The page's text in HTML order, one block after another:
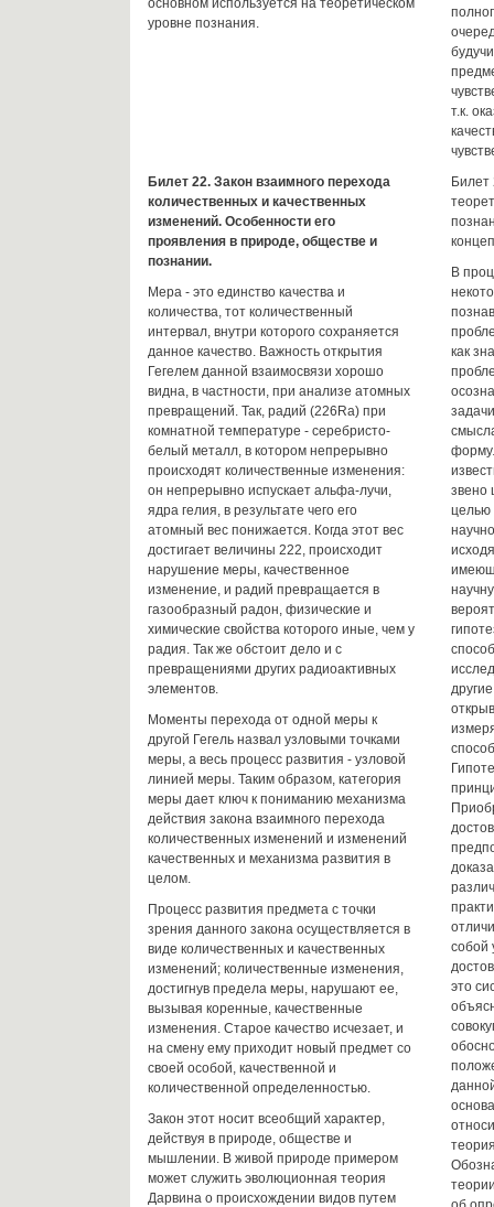
основном используется на теоретическом
уровне познания.
т.к.
Билет 22. Закон взаимного перехода
количественных и качественных
изменений. Особенности его
проявления в природе, обществе и
познании.
Мера - это единство качества и
количества, тот количественный
интервал, внутри которого сохраняется
данное качество. Важность открытия
Гегелем данной взаимосвязи хорошо
видна, в частности, при анализе атомных
превращений. Так, радий (226Ra) при
комнатной температуре - серебристо-
белый металл, в котором непрерывно
происходят количественные изменения:
он непрерывно испускает альфа-лучи,
ядра гелия, в результате чего его
атомный вес понижается. Когда этот вес
достигает величины 222, происходит
нарушение меры, качественное
изменение, и радий превращается в
газообразный радон, физические и
химические свойства которого иные, чем у
радия. Так же обстоит дело и с
превращениями других радиоактивных
элементов.
Моменты перехода от одной меры к
другой Гегель назвал узловыми точками
меры, а весь процесс развития - узловой
линией меры. Таким образом, категория
меры дает ключ к пониманию механизма
действия закона взаимного перехода
количественных изменений и изменений
качественных и механизма развития в
целом.
Процесс развития предмета с точки
зрения данного закона осуществляется в
виде количественных и качественных
изменений; количественные изменения,
достигнув предела меры, нарушают ее,
вызывая коренные, качественные
изменения. Старое качество исчезает, и
на смену ему приходит новый предмет со
своей особой, качественной и
количественной определенностью.
Закон этот носит всеобщий характер,
действуя в природе, обществе и
мышлении. В живой природе примером
может служить эволюционная теория
Дарвина о происхождении видов путем
В
как
звено
целью
собой
это